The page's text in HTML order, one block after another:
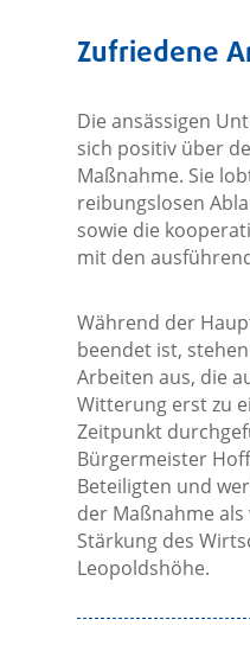
Zufriedene
Die ansässigen
sich positiv über
Maßnahme. Sie
reibungslosen
sowie die
mit den
Während der
beendet ist,
Arbeiten aus, die
Witterung erst zu
Zeitpunkt
Bürgermeister
Beteiligten und
der Maßnahme
Stärkung des
Leopoldshöhe.